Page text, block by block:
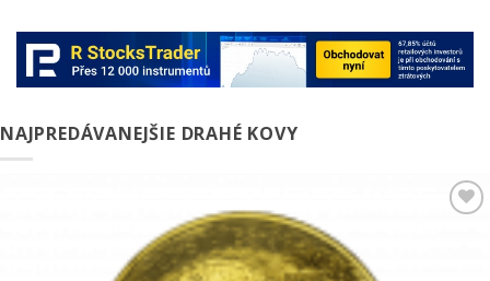
NAJPREDÁVANEJŠIE DRAHÉ KOVY